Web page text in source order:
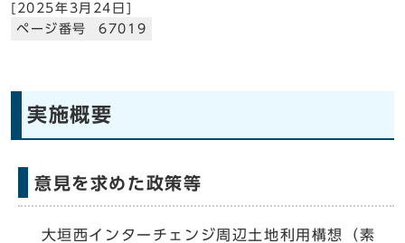
[ 2025年3月24日 ]
ページ番号 67019
実施概要
意見を求めた政策等
大垣西インターチェンジ周辺土地利用構想（素